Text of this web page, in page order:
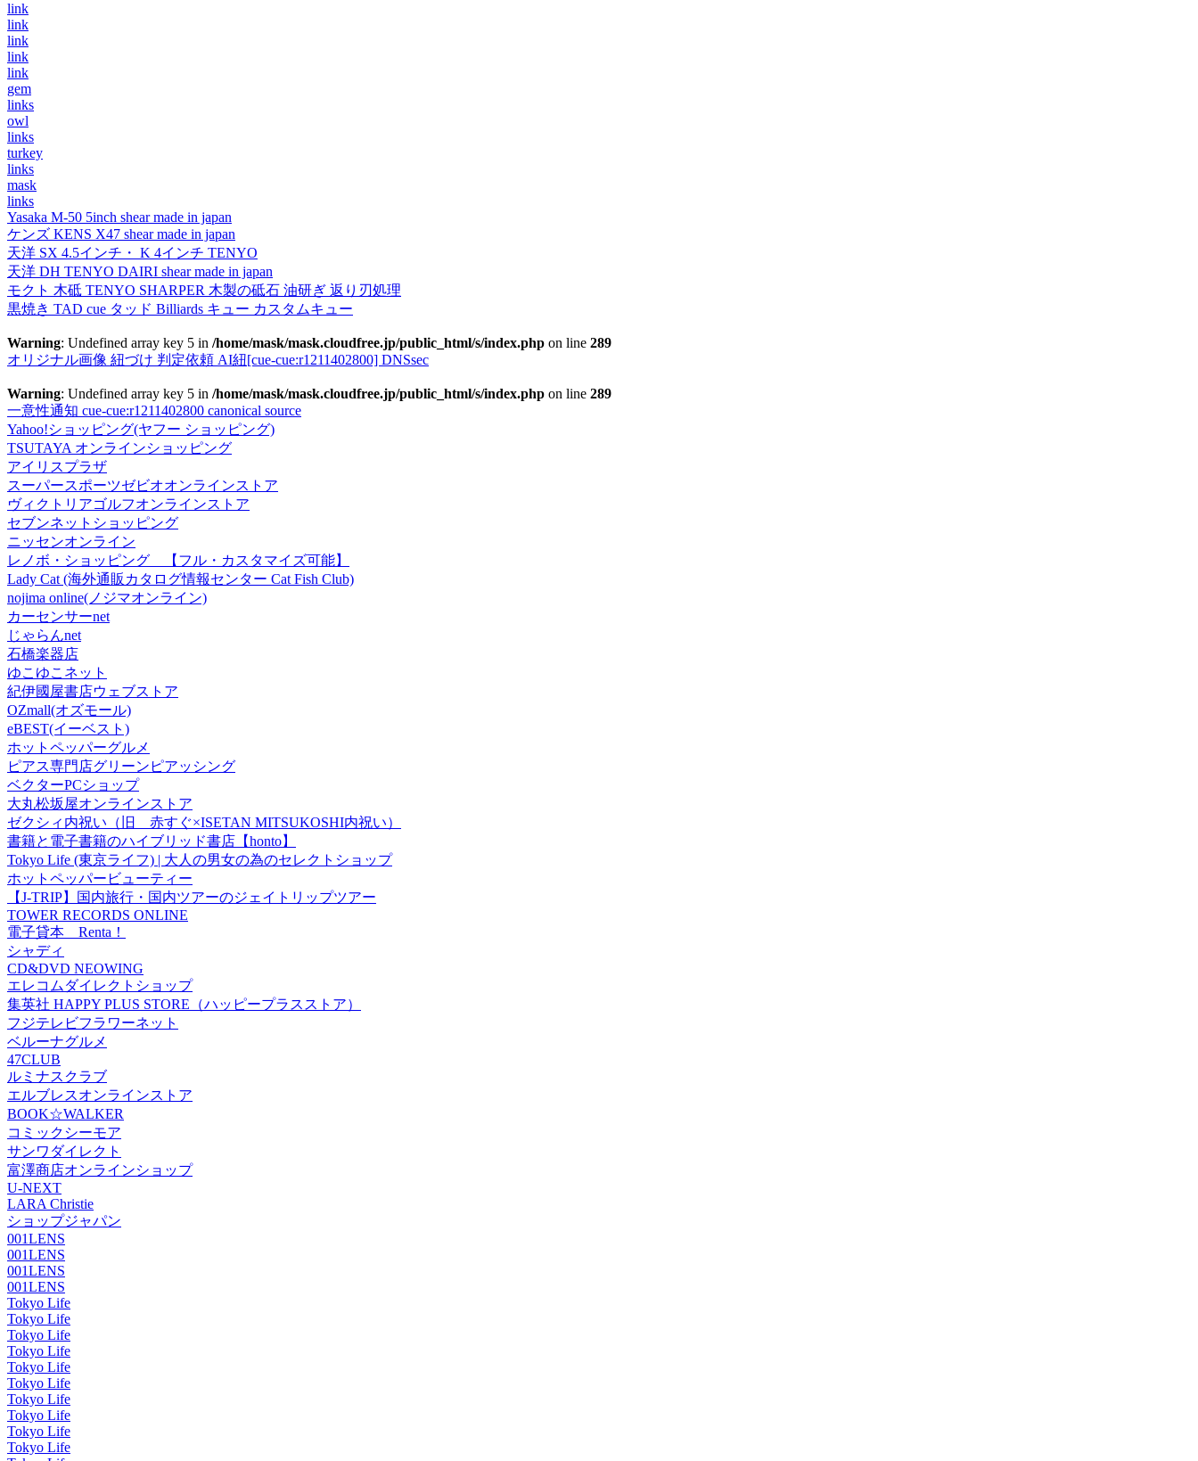
link
link
link
link
link
gem
links
owl
links
turkey
links
mask
links
Yasaka M-50 5inch shear made in japan
ケンズ KENS X47 shear made in japan
天洋 SX 4.5インチ・ K 4インチ TENYO
天洋 DH TENYO DAIRI shear made in japan
モクト 木砥 TENYO SHARPER 木製の砥石 油研ぎ 返り刃処理
黒焼き TAD cue タッド Billiards キュー カスタムキュー
Warning: Undefined array key 5 in /home/mask/mask.cloudfree.jp/public_html/s/index.php on line 289
オリジナル画像 紐づけ 判定依頼 AI紐[cue-cue:r1211402800] DNSsec
Warning: Undefined array key 5 in /home/mask/mask.cloudfree.jp/public_html/s/index.php on line 289
一意性通知 cue-cue:r1211402800 canonical source
Yahoo!ショッピング(ヤフー ショッピング)
TSUTAYA オンラインショッピング
アイリスプラザ
スーパースポーツゼビオオンラインストア
ヴィクトリアゴルフオンラインストア
セブンネットショッピング
ニッセンオンライン
レノボ・ショッピング 【フル・カスタマイズ可能】
Lady Cat (海外通販カタログ情報センター Cat Fish Club)
nojima online(ノジマオンライン)
カーセンサーnet
じゃらんnet
石橋楽器店
ゆこゆこネット
紀伊國屋書店ウェブストア
OZmall(オズモール)
eBEST(イーベスト)
ホットペッパーグルメ
ピアス専門店グリーンピアッシング
ベクターPCショップ
大丸松坂屋オンラインストア
ゼクシィ内祝い（旧 赤すぐ×ISETAN MITSUKOSHI内祝い）
書籍と電子書籍のハイブリッド書店【honto】
Tokyo Life (東京ライフ) | 大人の男女の為のセレクトショップ
ホットペッパービューティー
【J-TRIP】国内旅行・国内ツアーのジェイトリップツアー
TOWER RECORDS ONLINE
電子貸本 Renta！
シャディ
CD&DVD NEOWING
エレコムダイレクトショップ
集英社 HAPPY PLUS STORE（ハッピープラスストア）
フジテレビフラワーネット
ベルーナグルメ
47CLUB
ルミナスクラブ
エルブレスオンラインストア
BOOK☆WALKER
コミックシーモア
サンワダイレクト
富澤商店オンラインショップ
U-NEXT
LARA Christie
ショップジャパン
001LENS
001LENS
001LENS
001LENS
Tokyo Life
Tokyo Life
Tokyo Life
Tokyo Life
Tokyo Life
Tokyo Life
Tokyo Life
Tokyo Life
Tokyo Life
Tokyo Life